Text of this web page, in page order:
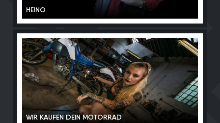
WIR KAUFEN DEIN MOTORRAD
HEINO